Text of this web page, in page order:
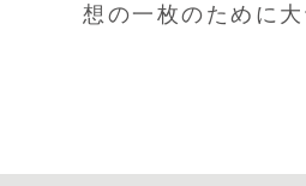
想の一枚のために大